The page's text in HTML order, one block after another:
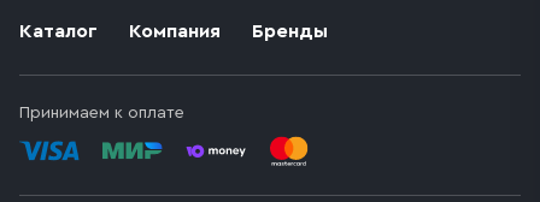
Каталог Компания Бренды
Принимаем к оплате